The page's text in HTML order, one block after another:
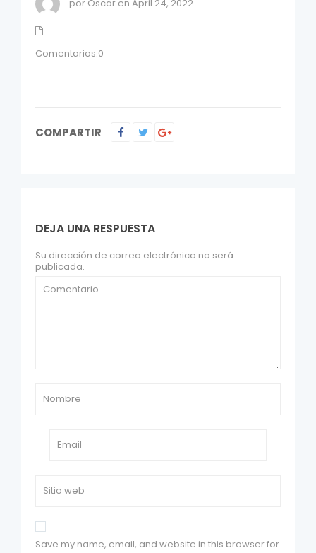
por Oscar en April 24, 2022
Comentarios:0
COMPARTIR
DEJA UNA RESPUESTA
Su dirección de correo electrónico no será
publicada.
Save my name, email, and website in this browser for